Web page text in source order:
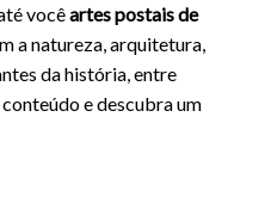
vocêartes postais de
a natureza, arquitetura,
da história, entre
e descubra um